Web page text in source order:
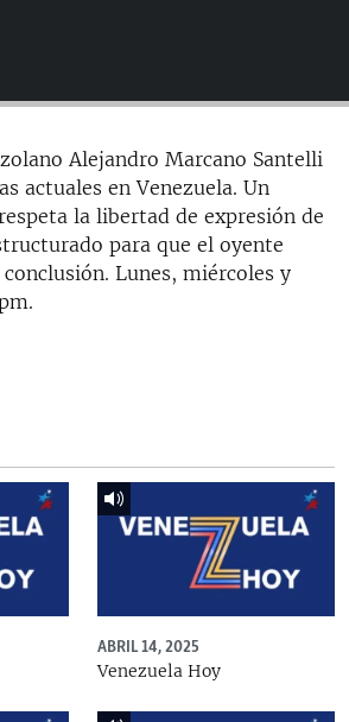
VIVIENDA EN CUBA
RUSA EN AMÉRICA LATINA
Alejandro Marcano Santelli
actuales en Venezuela. Un
la libertad de expresión de
para que el oyente
Lunes, miércoles y
ABRIL 14, 2025
Venezuela Hoy